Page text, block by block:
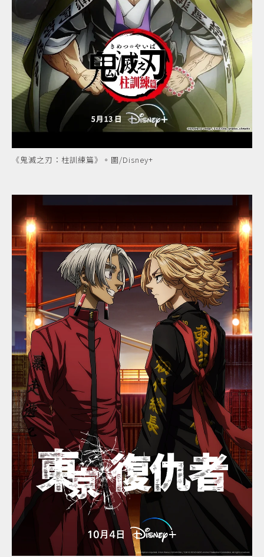
《鬼滅之刃：柱訓練篇》。圖/Disney+